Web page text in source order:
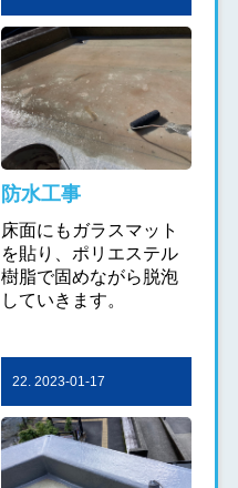
防水工事
床面にもガラスマット
を貼り、ポリエステル
樹脂で固めながら脱泡
していきます。
22. 2023-01-17